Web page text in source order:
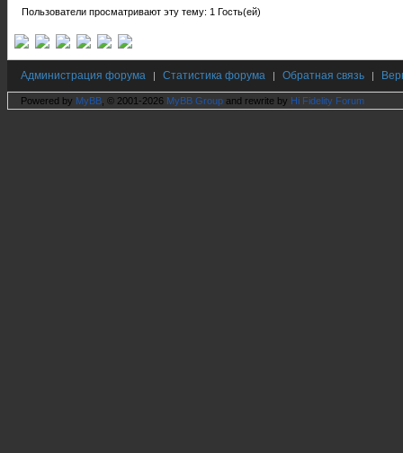
Пользователи просматривают эту тему: 1 Гость(ей)
Администрация форума | Статистика форума | Обратная связь |
Powered by MyBB , © 2001-2026 MyBB Group and rewrite by Hi Fidelity Forum